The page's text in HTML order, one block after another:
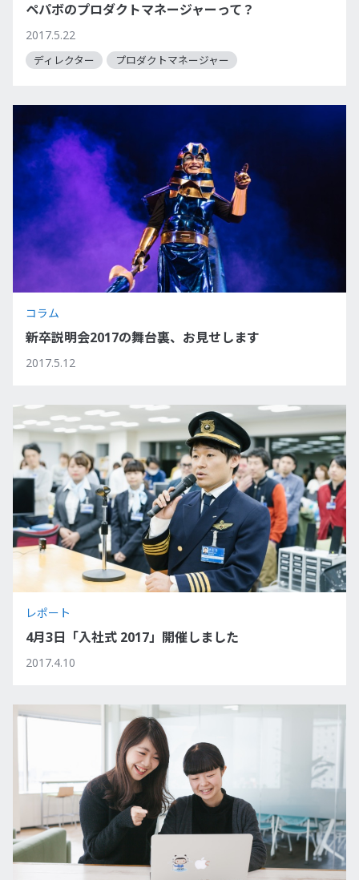
ペパボのプロダクトマネージャーって？
2017.5.22
ディレクター プロダクトマネージャー
コラム
新卒説明会2017の舞台裏、お見せします
2017.5.12
レポート
4月3日「入社式 2017」開催しました
2017.4.10